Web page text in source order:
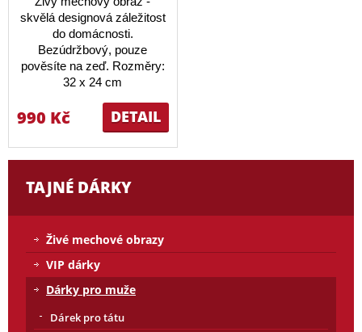
skvělá designová záležitost
do domácnosti.
Bezúdržbový, pouze
pověsíte na zeď. Rozměry:
32 x 24 cm
DETAIL
990 Kč
TAJNÉ DÁRKY
Živé mechové obrazy
VIP dárky
Dárky pro muže
Dárek pro tátu